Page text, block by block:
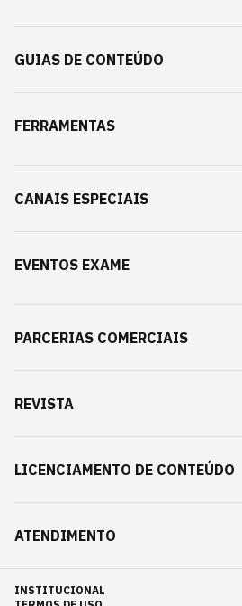
GUIAS DE CONTEÚDO
FERRAMENTAS
CANAIS ESPECIAIS
EVENTOS EXAME
PARCERIAS COMERCIAIS
REVISTA
LICENCIAMENTO DE CONTEÚDO
ATENDIMENTO
INSTITUCIONAL